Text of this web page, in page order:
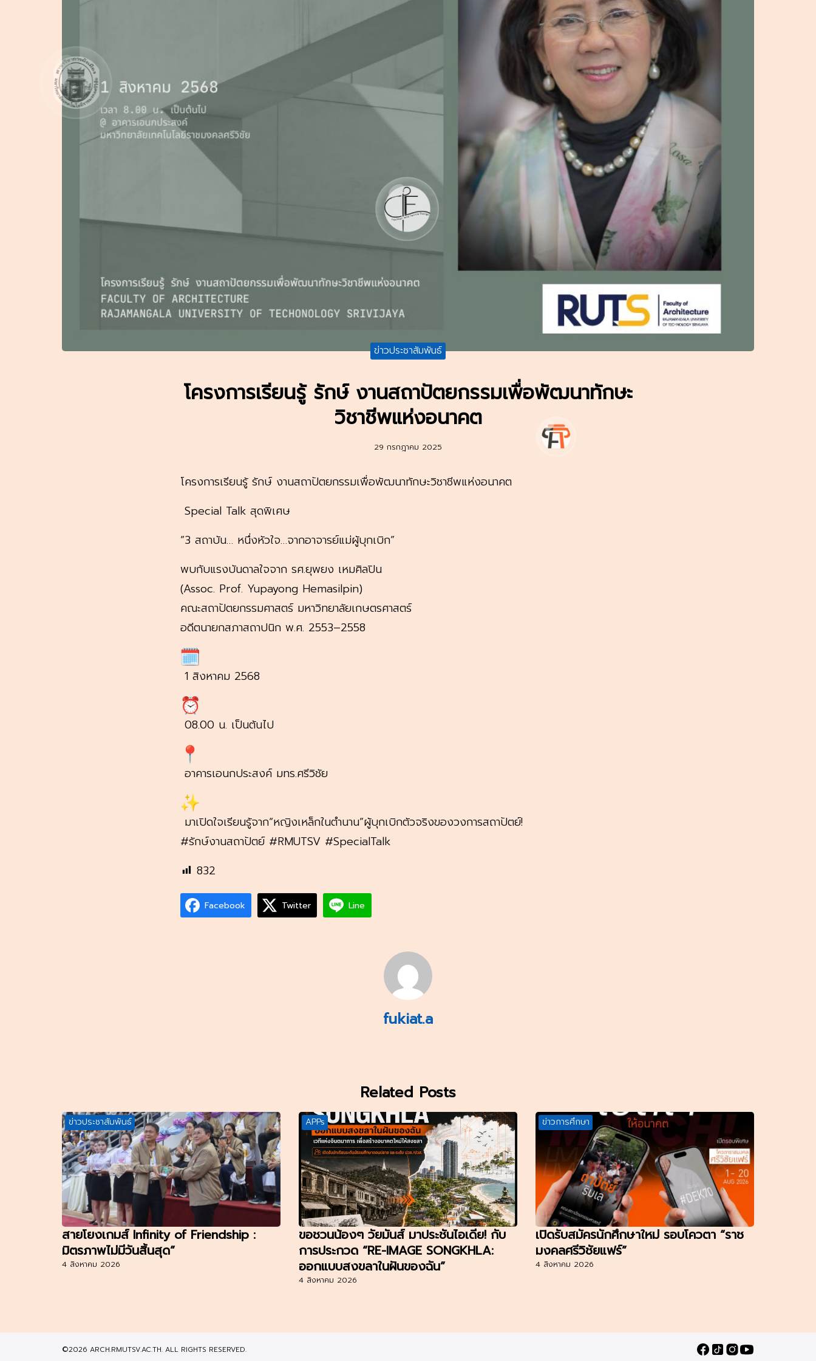
ข่าวประชาสัมพันธ์
โครงการเรียนรู้ รักษ์ งานสถาปัตยกรรมเพื่อพัฒนาทักษะ
วิชาชีพแห่งอนาคต
29 กรกฎาคม 2025
โครงการเรียนรู้ รักษ์ งานสถาปัตยกรรมเพื่อพัฒนาทักษะวิชาชีพแห่งอนาคต
Special Talk สุดพิเศษ
“3 สถาบัน… หนึ่งหัวใจ…จากอาจารย์แม่ผู้บุกเบิก”
พบกับแรงบันดาลใจจาก รศ.ยุพยง เหมศิลปิน
(Assoc. Prof. Yupayong Hemasilpin)
คณะสถาปัตยกรรมศาสตร์ มหาวิทยาลัยเกษตรศาสตร์
อดีตนายกสภาสถาปนิก พ.ศ. 2553–2558
1 สิงหาคม 2568
08.00 น. เป็นต้นไป
อาคารเอนกประสงค์ มทร.ศรีวิชัย
มาเปิดใจเรียนรู้จาก“หญิงเหล็กในตำนาน”ผู้บุกเบิกตัวจริงของวงการสถาปัตย์!
#รักษ์งานสถาปัตย์ #RMUTSV #SpecialTalk
832
Facebook Twitter Line
fukiat.a
Related Posts
ข่าวประชาสัมพันธ์
สายโยงเกมส์ Infinity of Friendship :
มิตรภาพไม่มีวันสิ้นสุด”
4 สิงหาคม 2026
APPs
ขอชวนน้องๆ วัยมันส์ มาประชันไอเดีย! กับ
การประกวด “RE-IMAGE SONGKHLA:
ออกแบบสงขลาในฝันของฉัน”
4 สิงหาคม 2026
ข่าวการศึกษา
เปิดรับสมัครนักศึกษาใหม่ รอบโควตา “ราช
มงคลศรีวิชัยแฟร์”
4 สิงหาคม 2026
©2026 ARCH.RMUTSV.AC.TH. ALL RIGHTS RESERVED.